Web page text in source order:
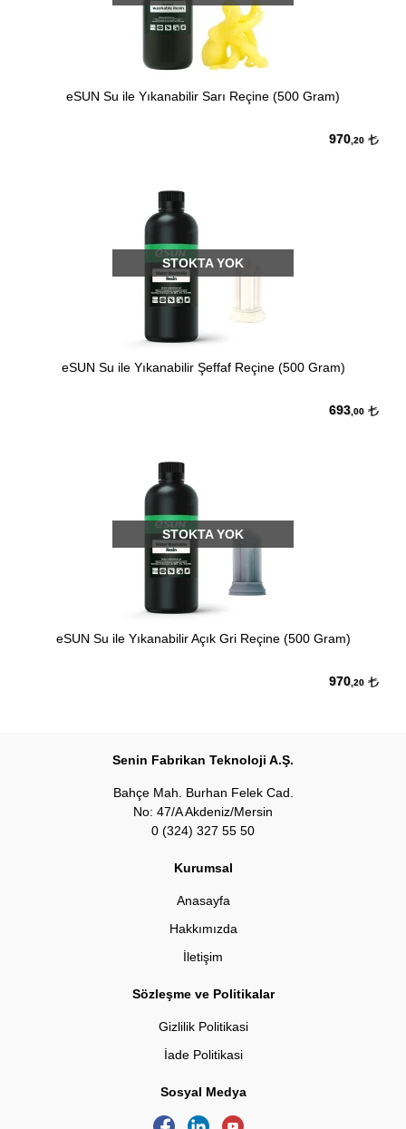
eSUN Su ile Yıkanabilir Sarı Reçine (500 Gram)
970 ,20
STOKTA YOK
eSUN Su ile Yıkanabilir Şeffaf Reçine (500 Gram)
693 ,00
STOKTA YOK
eSUN Su ile Yıkanabilir Açık Gri Reçine (500 Gram)
970 ,20
Senin Fabrikan Teknoloji A.Ş.
Bahçe Mah. Burhan Felek Cad.
No: 47/A Akdeniz/Mersin
0 (324) 327 55 50
Kurumsal
Anasayfa
Hakkımızda
İletişim
Sözleşme ve Politikalar
Gizlilik Politikasi
İade Politikasi
Sosyal Medya